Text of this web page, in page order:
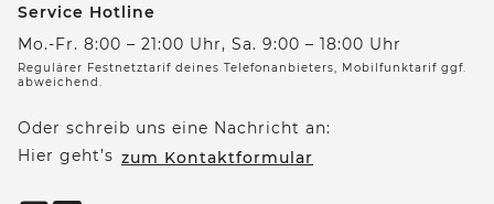
Service Hotline
Mo.-Fr. 8:00 – 21:00 Uhr, Sa. 9:00 – 18:00 Uhr
Regulärer Festnetztarif deines Telefonanbieters, Mobilfunktarif ggf.
abweichend.
Oder schreib uns eine Nachricht an:
Hier geht’s zum Kontaktformular